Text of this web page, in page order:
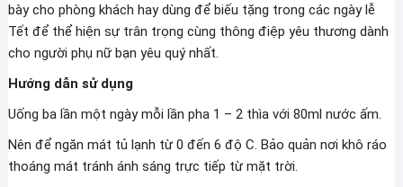
bày cho phòng khách hay dùng để biếu tặng trong các ngày lễ
Tết để thể hiện sự trân trọng cùng thông điệp yêu thương dành
cho người phụ nữ bạn yêu quý nhất.
Hướng dẫn sử dụng
Uống ba lần một ngày mỗi lần pha 1 – 2 thìa với 80ml nước ấm.
Nên để ngăn mát tủ lạnh từ 0 đến 6 độ C. Bảo quản nơi khô ráo
thoáng mát tránh ánh sáng trực tiếp từ mặt trời.